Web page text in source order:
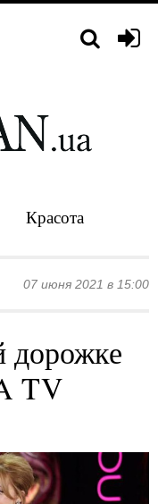
Красота
07 июня 2021 в 15:00
дорожке
TV